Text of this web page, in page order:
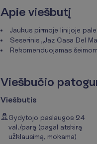
Apie viešbutį
Jaukus pirmoje linijoje
Seserinis „Jaz Casa Del
Rekomenduojamas
Viešbučio patogu
Viešbutis
Gydytojo paslaugos 24
val./parą (pagal atskirą
užklausimą, mokama)